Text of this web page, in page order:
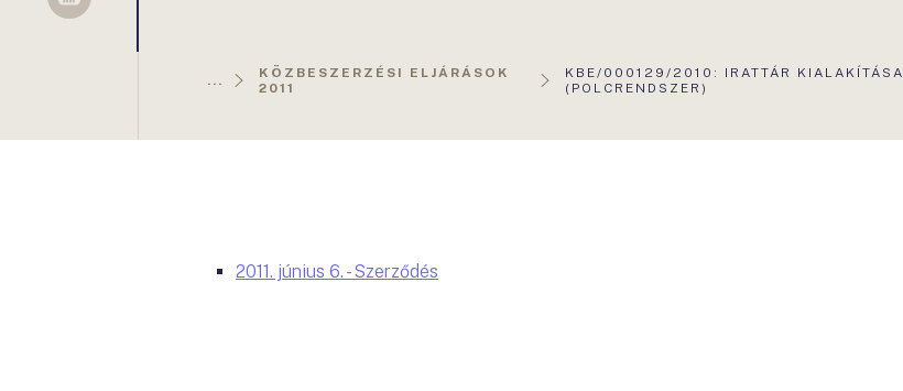
Sellsy
...
KÖZBESZERZÉSI ELJÁRÁSOK
2011
AKTUÁLIS
OLDAL:
KBE/000129/2010: IRATTÁR KIALAKÍTÁSA
(POLCRENDSZER)
2011. június 6. - Szerződés